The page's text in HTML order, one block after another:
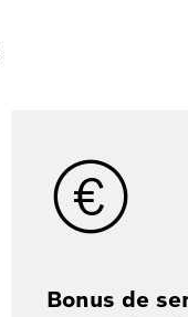
Bonus de